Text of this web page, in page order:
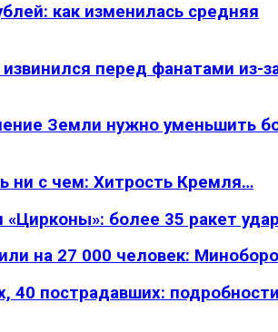
как изменилась средняя
перед фанатами из-
Земли нужно уменьшить
ни с чем: Хитрость Кремля…
«Цирконы»: более 35 ракет
на 27 000 человек:
40 пострадавших: